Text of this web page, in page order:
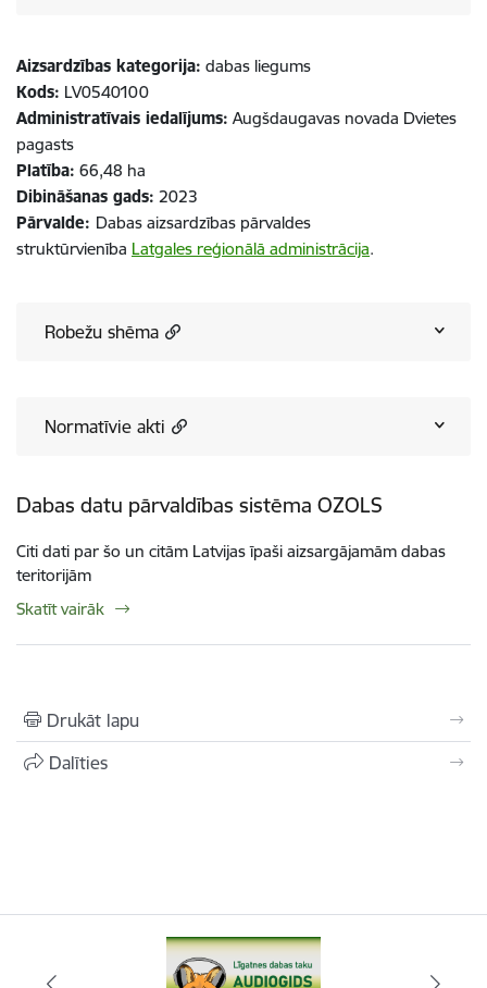
Aizsardzības kategorija: dabas liegums
Kods: LV0540100
Administratīvais iedalījums: Augšdaugavas novada Dvietes
pagasts
Platība: 66,48 ha​​​​​​​
Dibināšanas gads: 2023
Pārvalde: Dabas aizsardzības pārvaldes
struktūrvienība Latgales reģionālā administrācija.
Robežu shēma
Normatīvie akti
Dabas datu pārvaldības sistēma OZOLS
Citi dati par šo un citām Latvijas īpaši aizsargājamām dabas
teritorijām
Skatīt vairāk
Drukāt lapu
Dalīties